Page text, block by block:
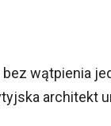
bez wątpienia
architekt